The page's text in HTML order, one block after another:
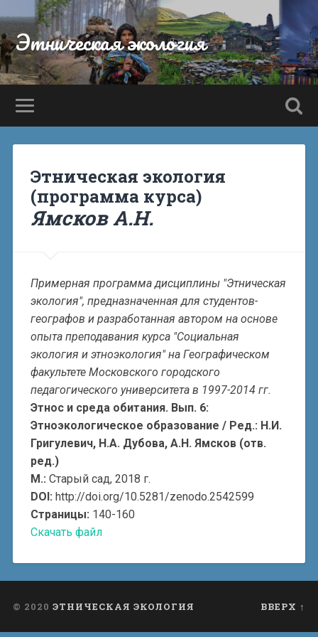
Этническая экология
Этническая экология
(программа курса)
Ямсков А.Н.
Примерная программа дисциплины "Этническая
экология", предназначенная для студентов-
географов и разработанная автором на основе
опыта преподавания курса "Социальная
экология и этноэкология" на Географическом
факультете Московского городского
педагогического университета в 1997-2014 гг.
Этнос и среда обитания. Вып. 6:
Этноэкологическое образование / Ред.: Н.И.
Григулевич, Н.А. Дубова, А.Н. Ямсков (отв.
ред.)
М.: Старый сад, 2018 г.
DOI: http://doi.org/10.5281/zenodo.2542599
Страницы: 140-160
Скачать файл
© 2020 ЭТНИЧЕСКАЯ ЭКОЛОГИЯ ВВЕРХ ↑